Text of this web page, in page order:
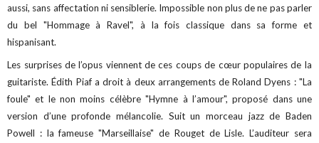
aussi, sans affectation ni sensiblerie. Impossible non plus de ne pas parler
du bel "Hommage à Ravel", à la fois classique dans sa forme et
hispanisant.
Les surprises de l’opus viennent de ces coups de cœur populaires de la
guitariste. Édith Piaf a droit à deux arrangements de Roland Dyens : "La
foule" et le non moins célèbre "Hymne à l’amour", proposé dans une
version d’une profonde mélancolie. Suit un morceau jazz de Baden
Powell : la fameuse "Marseillaise" de Rouget de Lisle. L’auditeur sera